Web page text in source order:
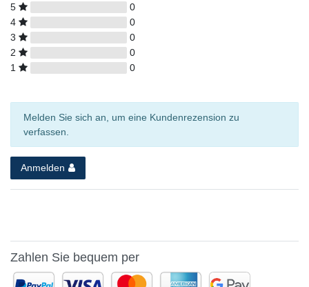
5
0
4
0
3
0
2
0
1
0
Melden Sie sich an, um eine Kundenrezension zu
verfassen.
Anmelden
Zahlen Sie bequem per